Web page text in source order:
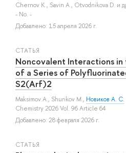
Chernov K., Savin A., Otvodnikova D. и
- No. -
Добавлено: 15 апреля 2026 г.
СТАТЬЯ
Noncovalent Interactions
of a Series of
S2(Arf)2
Maksimov A., Shurikov M., Новиков А. С.
Chemistry 2026 Vol. 96 Article 64
Добавлено: 28 февраля 2026 г.
СТАТЬЯ